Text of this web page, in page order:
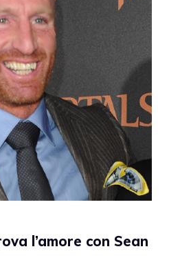
l’amore con Sean